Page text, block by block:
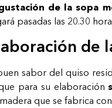
de la sopa
pasadas las 20.30
de
sabor del quiso
para su elaboración
que se fabrica con